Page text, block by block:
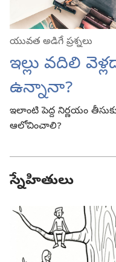
యువత అడిగే ప్రశ్నలు
ఇల్లు వదిలి
ఉన్నానా?
ఇలాంటి పెద్ద నిర్ణయం
ఆలోచించాలి?
స్నేహితులు